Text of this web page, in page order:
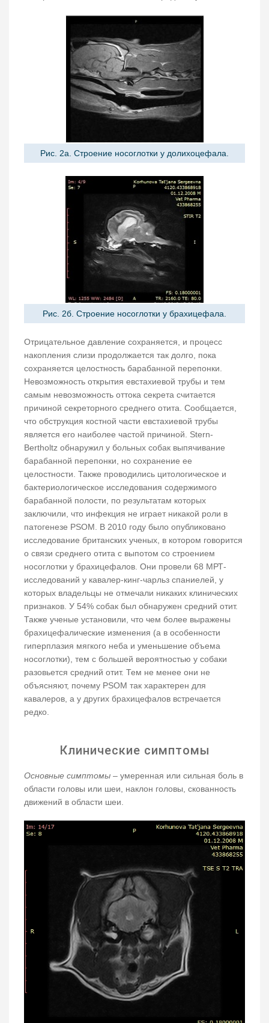
Рис. 2а. Строение носоглотки у долихоцефала.
Рис. 2б. Строение носоглотки у брахицефала.
Отрицательное давление сохраняется, и процесс
накопления слизи продолжается так долго, пока
сохраняется целостность барабанной перепонки.
Невозможность открытия евстахиевой трубы и тем
самым невозможность оттока секрета считается
причиной секреторного среднего отита. Сообщается,
что обструкция костной части евстахиевой трубы
является его наиболее частой причиной. Stern-
Bertholtz обнаружил у больных собак выпячивание
барабанной перепонки, но сохранение ее
целостности. Также проводились цитологическое и
бактериологическое исследования содержимого
барабанной полости, по результатам которых
заключили, что инфекция не играет никакой роли в
патогенезе PSOM. В 2010 году было опубликовано
исследование британских ученых, в котором говорится
о связи среднего отита с выпотом со строением
носоглотки у брахицефалов. Они провели 68 МРТ-
исследований у кавалер-кинг-чарльз спаниелей, у
которых владельцы не отмечали никаких клинических
признаков. У 54% собак был обнаружен средний отит.
Также ученые установили, что чем более выражены
брахицефалические изменения (а в особенности
гиперплазия мягкого неба и уменьшение объема
носоглотки), тем с большей вероятностью у собаки
разовьется средний отит. Тем не менее они не
объясняют, почему PSOM так характерен для
кавалеров, а у других брахицефалов встречается
редко.
Клинические симптомы
Основные симптомы – умеренная или сильная боль в
области головы или шеи, наклон головы, скованность
движений в области шеи.